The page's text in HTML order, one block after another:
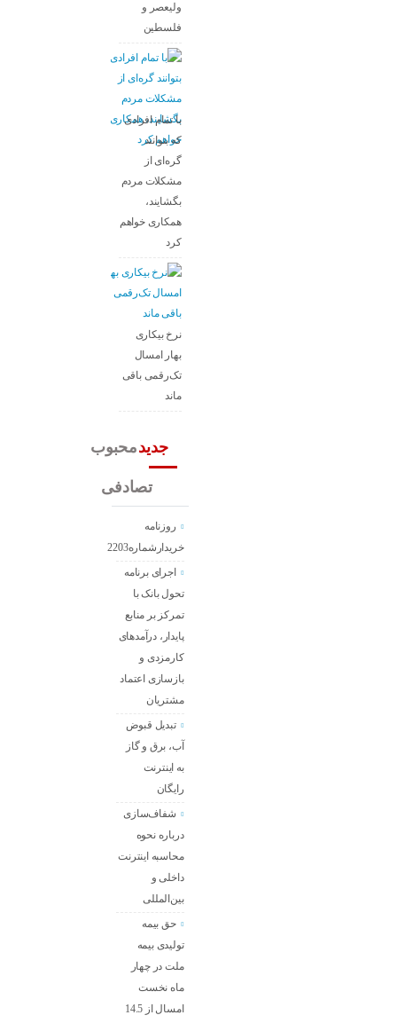
ولیعصر و
فلسطین
با تمام افرادی
که بتوانند
گره‌ای از
مشکلات مردم
بگشایند،
همکاری خواهم
کرد
نرخ بیکاری
بهار امسال
تک‌رقمی باقی
ماند
جدیدمحبوب
تصادفی
روزنامه
خریدارشماره2203
اجرای برنامه
تحول بانک با
تمرکز بر منابع
پایدار، درآمدهای
کارمزدی و
بازسازی اعتماد
مشتریان
تبدیل قبوض
آب، برق و گاز
به اینترنت
رایگان
شفاف‌سازی
درباره نحوه
محاسبه اینترنت
داخلی و
بین‌المللی
حق بیمه
تولیدی بیمه
ملت در چهار
ماه نخست
امسال از 14.5